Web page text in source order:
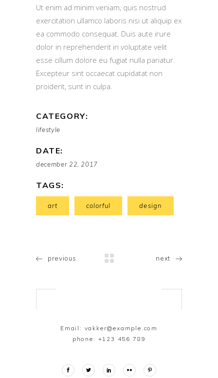
Ut enim ad minim veniam, quis nostrud
exercitation ullamco laboris nisi ut aliquip ex
ea commodo consequat. Duis aute irure
dolor in reprehenderit in voluptate velit
esse cillum dolore eu fugiat nulla pariatur.
Excepteur sint occaecat cupidatat non
proident, sunt in culpa.
CATEGORY:
lifestyle
DATE:
december 22, 2017
TAGS:
art colorful design
previous next
Email: vakker@example.com
phone: +123 456 789